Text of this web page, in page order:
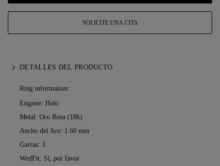
SOLICITE UNA CITA
DETALLES DEL PRODUCTO
Ring information:
Engaste: Halo
Metal: Oro Rosa (18k)
Ancho del Aro: 1.60 mm
Garras: 3
WedFit: Sí, por favor